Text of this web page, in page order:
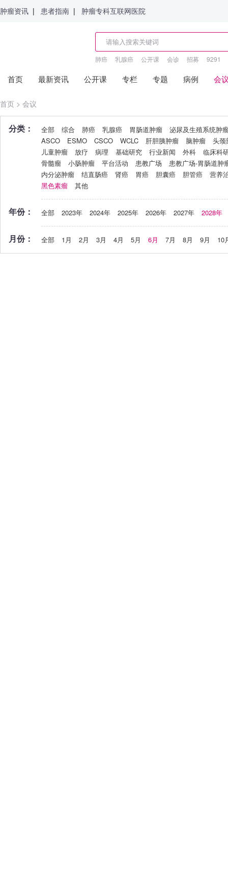
肿瘤资讯 | 患者指南 | 肿瘤专科互联网医院
肺癌 乳腺癌 公开课 会诊 招募 9291
首页 最新资讯 公开课 专栏 专题 病例 会
首页 > 会议
分类： 全部 综合 肺癌 乳腺癌 胃肠道肿瘤
泌尿及生殖系统肿
ASCO
ESMO CSCO WCLC 肝胆胰肿瘤 脑肿瘤
头颈
儿童肿瘤
放疗 病理 基础研究 行业新闻 外科
临床科
骨髓瘤
小肠肿瘤 平台活动 患教广场
患教广场-胃肠道肿
内分泌肿瘤
结直肠癌 肾癌 胃癌 胆囊癌 胆管癌
营养
黑色素瘤
其他
年份： 全部 2023年 2024年 2025年 2026年 2027年 2028年
月份： 全部 1月 2月 3月 4月 5月 6月 7月 8月 9月 10